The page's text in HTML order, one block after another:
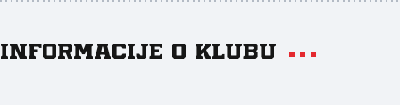
Informacije o klubu